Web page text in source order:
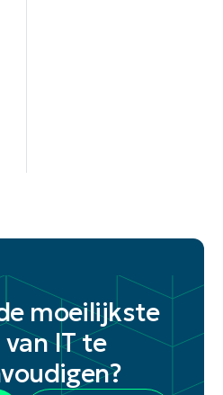
moeilijkste
IT te